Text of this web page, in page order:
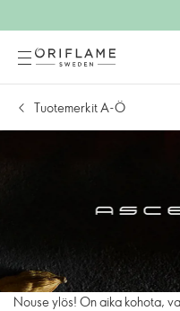
Tuotemerkit A-Ö
Nouse ylös! On aika kohota,